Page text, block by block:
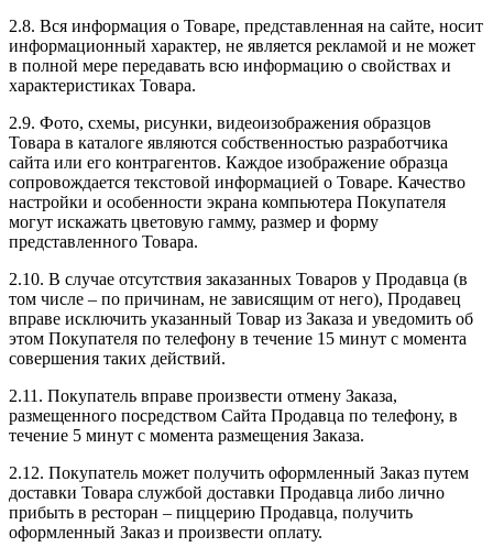
2.8. Вся информация о Товаре, представленная на сайте, носит
информационный характер, не является рекламой и не может
в полной мере передавать всю информацию о свойствах и
характеристиках Товара.
2.9. Фото, схемы, рисунки, видеоизображения образцов
Товара в каталоге являются собственностью разработчика
сайта или его контрагентов. Каждое изображение образца
сопровождается текстовой информацией о Товаре. Качество
настройки и особенности экрана компьютера Покупателя
могут искажать цветовую гамму, размер и форму
представленного Товара.
2.10. В случае отсутствия заказанных Товаров у Продавца (в
том числе – по причинам, не зависящим от него), Продавец
вправе исключить указанный Товар из Заказа и уведомить об
этом Покупателя по телефону в течение 15 минут с момента
совершения таких действий.
2.11. Покупатель вправе произвести отмену Заказа,
размещенного посредством Сайта Продавца по телефону, в
течение 5 минут с момента размещения Заказа.
2.12. Покупатель может получить оформленный Заказ путем
доставки Товара службой доставки Продавца либо лично
прибыть в ресторан – пиццерию Продавца, получить
оформленный Заказ и произвести оплату.